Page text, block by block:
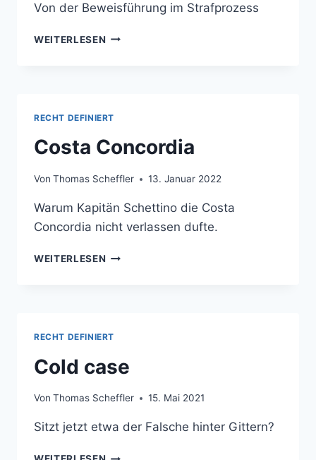
Von der Beweisführung im Strafprozess
WEITERLESEN MILCHBUBI
RECHT DEFINIERT
Costa Concordia
Von Thomas Scheffler 13. Januar 2022
Warum Kapitän Schettino die Costa
Concordia nicht verlassen dufte.
WEITERLESEN COSTA
RECHT DEFINIERT
Cold case
Von Thomas Scheffler 15. Mai 2021
Sitzt jetzt etwa der Falsche hinter Gittern?
COLD